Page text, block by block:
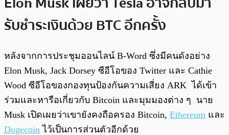
รับชำระเงินด้วย BTC อีกครั้ง
หลังจากการประชุมออนไลน์ B-Word ซึ่งมีคนดังอย่าง
Elon Musk, Jack Dorsey ซีอีโอของ Twitter และ Cathie
Wood ซีอีโอของกองทุนป้องกันความเสี่ยง ARK ได้เข้า
ร่วมและหารือเกี่ยวกับ Bitcoin และมุมมองต่าง ๆ นาย
Musk เปิดเผยว่าเขายังคงถือครอง Bitcoin, Ethereum และ
Dogecoin ไว้เป็นการส่วนตัวอีกด้วย